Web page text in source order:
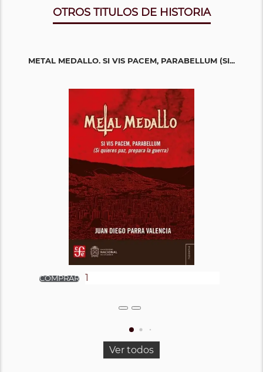
OTROS TITULOS DE HISTORIA
METAL MEDALLO. SI VIS PACEM, PARABELLUM (SI...
Ver todos